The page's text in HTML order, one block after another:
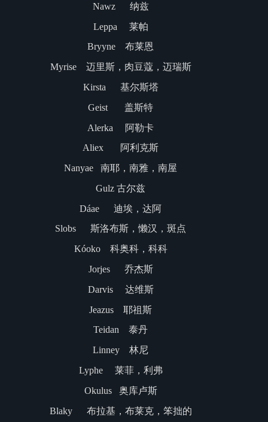
Nawz 纳兹
Leppa 莱帕
Bryyne 布莱恩
Myrise 迈里斯，肉豆蔻，迈瑞斯
Kirsta 基尔斯塔
Geist 盖斯特
Alerka 阿勒卡
Aliex 阿利克斯
Nanyae 南耶，南雅，南屋
Gulz 古尔兹
Dáae 迪埃，达阿
Slobs 斯洛布斯，懒汉，斑点
Kóoko 科奥科，科科
Jorjes 乔杰斯
Darvis 达维斯
Jeazus 耶祖斯
Teidan 泰丹
Linney 林尼
Lyphe 莱菲，利弗
Okulus 奥库卢斯
Blaky 布拉基，布莱克，笨拙的